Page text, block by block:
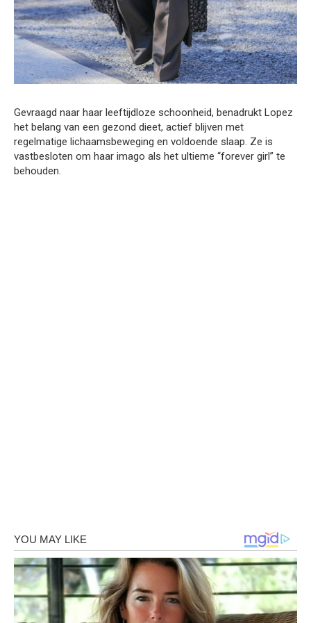
Gevraagd naar haar leeftijdloze schoonheid, benadrukt Lopez
het belang van een gezond dieet, actief blijven met
regelmatige lichaamsbeweging en voldoende slaap. Ze is
vastbesloten om haar imago als het ultieme “forever girl” te
behouden.